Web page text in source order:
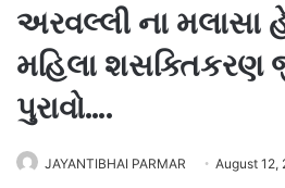
અરવલ્લી ના મલાસા
મહિલા શસક્તિકરણ
પુરાવો….
JAYANTIBHAI PARMAR August 12,